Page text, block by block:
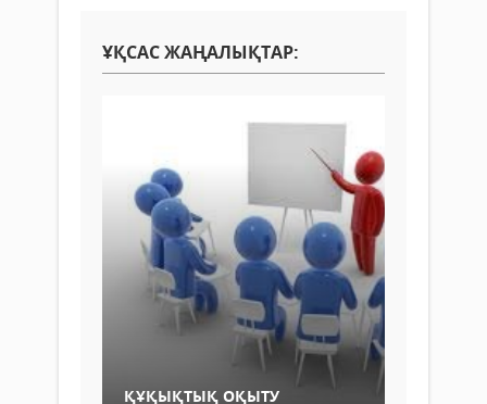
ҰҚСАС ЖАҢАЛЫҚТАР:
ҚҰҚЫҚТЫҚ ОҚЫТУ